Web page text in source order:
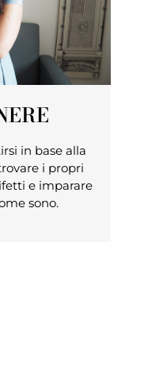
in base alla
i propri
e imparare
sono.